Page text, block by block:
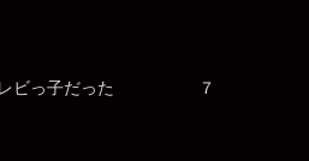
レビっ子だった ７